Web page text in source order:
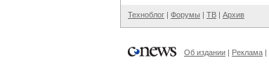
Техноблог | Форумы | ТВ | Архив
Об издании | Реклама |